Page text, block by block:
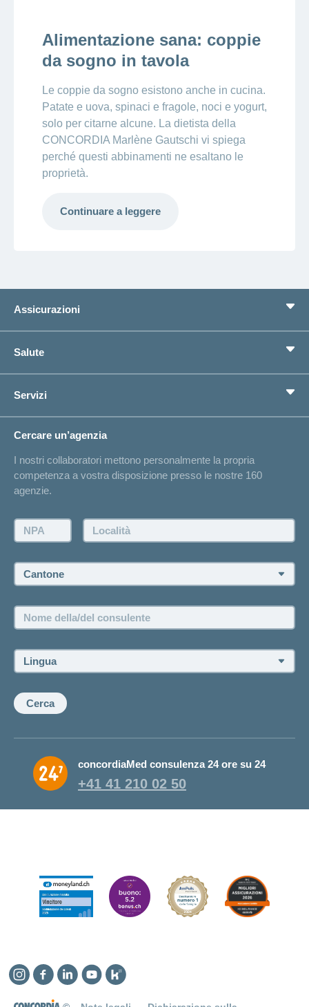
Alimentazione sana: coppie
da sogno in tavola
Le coppie da sogno esistono anche in cucina.
Patate e uova, spinaci e fragole, noci e yogurt,
solo per citarne alcune. La dietista della
CONCORDIA Marlène Gautschi vi spiega
perché questi abbinamenti ne esaltano le
proprietà.
Continuare a leggere
Assicurazioni
Assicurazioni complementari
Previdenza
Cerco un'assicurazione per...
Circostanze di vita
Sull'assicurazione
Salute
Bussola della salute
Servizi
Elenchi degli ospedali
Annuncio d'infortunio
Contatto
Farsi contattare telefonicamente dall'agenzia
Fissare un appuntamento
Offerte di lavoro e carriera
Cercare un’agenzia
I nostri collaboratori mettono personalmente la propria
competenza a vostra disposizione presso le nostre 160
agenzie.
NPA: Località:
Cantone:
Nome
della/del
Lingua:
Cerca
concordiaMed consulenza 24 ore su 24
+41 41 210 02 50
Instagram
Facebook
LinkedinYouTube
Kununu